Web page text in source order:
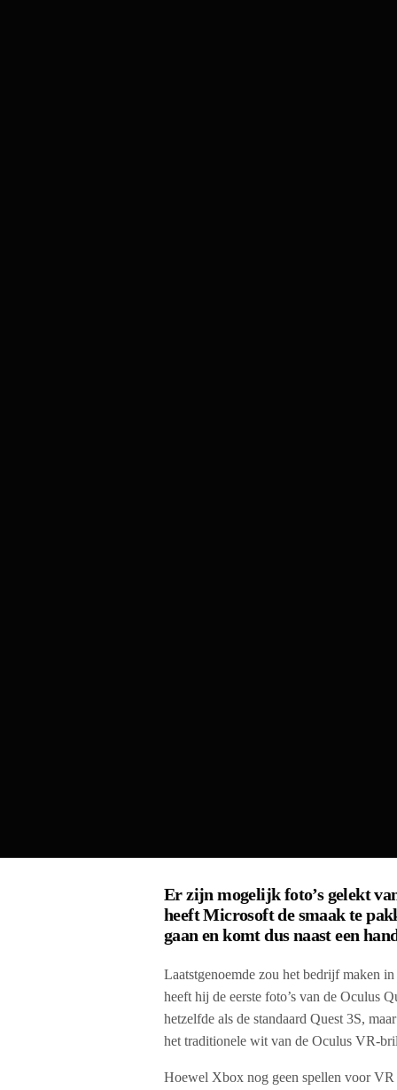
Er zijn mogelijk foto’s gelekt
heeft Microsoft de smaak te
gaan en komt dus naasteen
Laatstgenoemde zou het bedrijf maken
heeft hij de eerste foto’s van de Oculus
hetzelfde als de standaard Quest 3S,
het traditionele wit van de Oculus VR-
Hoewel Xbox nog geen spellen voor VR